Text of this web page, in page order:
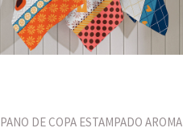
PANO DE COPA ESTAMPADO AROMA